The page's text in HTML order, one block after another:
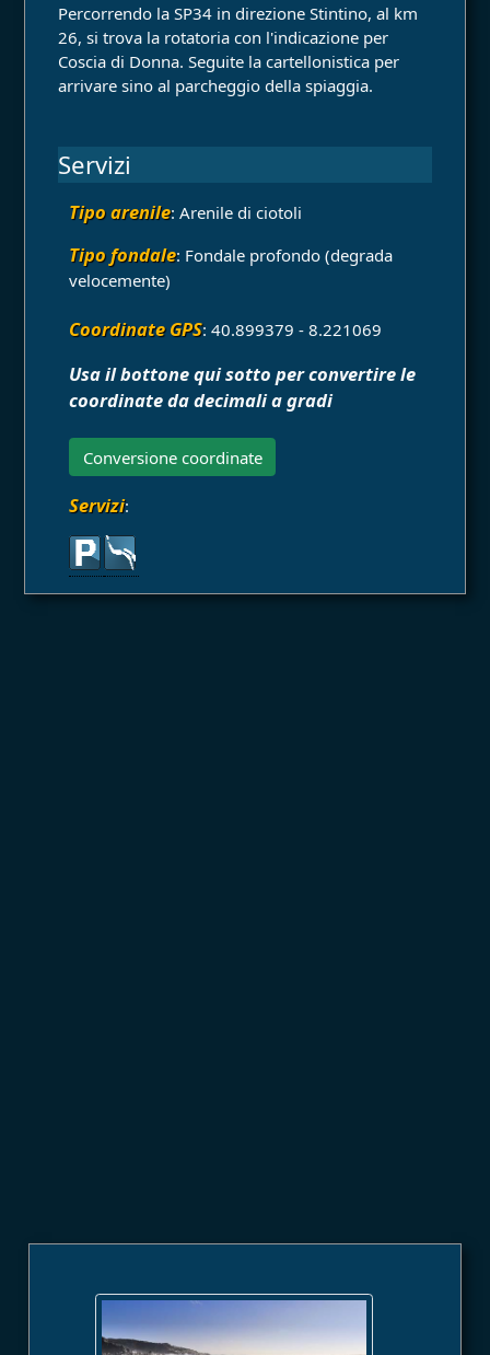
Percorrendo la SP34 in direzione Stintino, al km
26, si trova la rotatoria con l'indicazione per
Coscia di Donna. Seguite la cartellonistica per
arrivare sino al parcheggio della spiaggia.
Servizi
Tipo arenile: Arenile di ciotoli
Tipo fondale: Fondale profondo (degrada
velocemente)
Coordinate GPS: 40.899379 - 8.221069
Usa il bottone qui sotto per convertire le
coordinate da decimali a gradi
Conversione coordinate
Servizi: